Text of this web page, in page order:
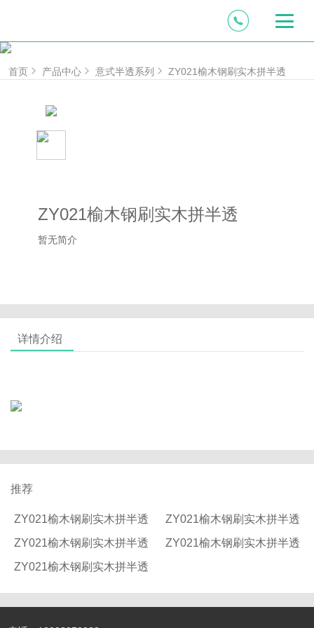
首页 产品中心 意式半透系列 ZY021榆木钢刷实木拼半透
ZY021榆木钢刷实木拼半透
暂无简介
推荐
ZY021榆木钢刷实木拼半透
ZY021榆木钢刷实木拼半透
ZY021榆木钢刷实木拼半透
ZY021榆木钢刷实木拼半透
ZY021榆木钢刷实木拼半透
详情介绍